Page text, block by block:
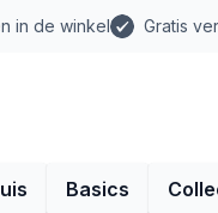
in de winkel Gratis
Basics